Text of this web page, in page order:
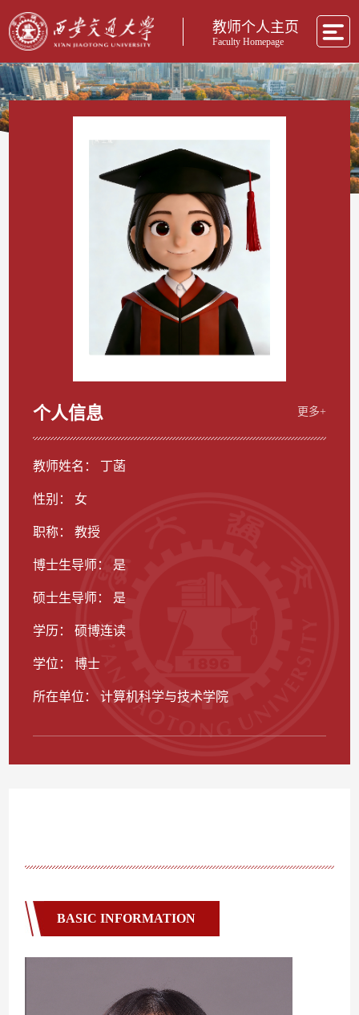
教师个人主页
Faculty Homepage
个人信息 更多+
教师姓名： 丁菡
性别： 女
职称： 教授
博士生导师： 是
硕士生导师： 是
学历： 硕博连读
学位： 博士
所在单位： 计算机科学与技术学院
BASIC INFORMATION